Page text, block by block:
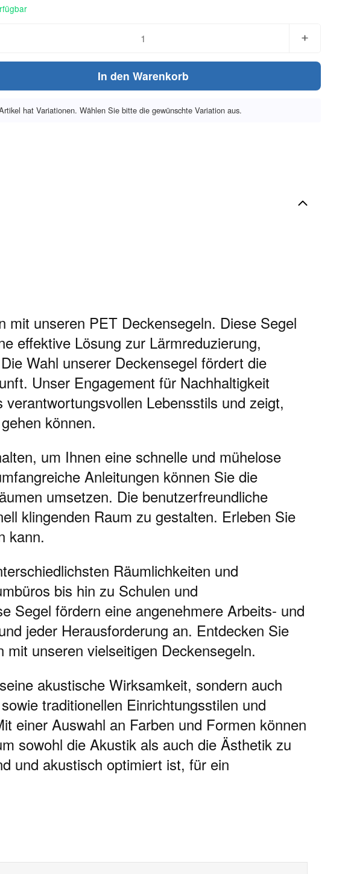
In den Warenkorb
hat Variationen. Wählen Sie bitte die gewünschte Variation aus.
unseren PET Deckensegeln. Diese Segel
effektive Lösung zur Lärmreduzierung,
Wahl unserer Deckensegel fördert die
Unser Engagement für Nachhaltigkeit
Lebensstils und zeigt,
können.
um Ihnen eine schnelle und mühelose
Anleitungen können Sie die
umsetzen. Die benutzerfreundliche
klingenden Raum zu gestalten. Erleben Sie
kann.
Räumlichkeiten und
bis hin zu Schulen und
Segel fördern eine angenehmere Arbeits- und
jeder Herausforderung an. Entdecken Sie
unseren vielseitigen Deckensegeln.
akustische Wirksamkeit, sondern auch
traditionellen Einrichtungsstilen und
einer Auswahl an Farben und Formen können
sowohl die Akustik als auch die Ästhetik zu
und akustisch optimiert ist, für ein